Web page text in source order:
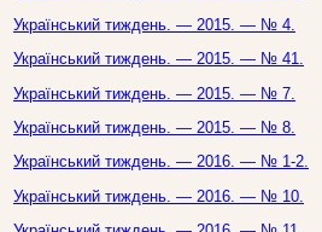
Український тиждень. — 2015. — № 4.
Український тиждень. — 2015. — № 41.
Український тиждень. — 2015. — № 7.
Український тиждень. — 2015. — № 8.
Український тиждень. — 2016. — № 1-2.
Український тиждень. — 2016. — № 10.